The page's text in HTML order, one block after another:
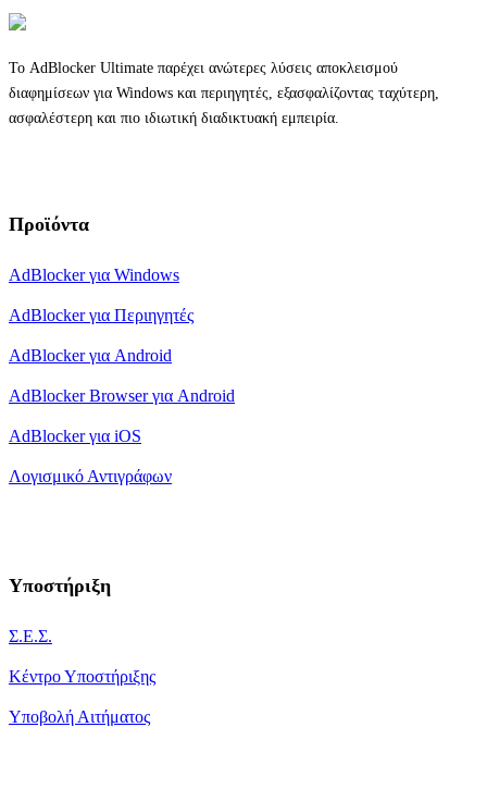
Το AdBlocker Ultimate παρέχει ανώτερες λύσεις αποκλεισμού
διαφημίσεων για Windows και περιηγητές, εξασφαλίζοντας ταχύτερη,
ασφαλέστερη και πιο ιδιωτική διαδικτυακή εμπειρία.
Προϊόντα
AdBlocker για Windows
AdBlocker για Περιηγητές
AdBlocker για Android
AdBlocker Browser για Android
AdBlocker για iOS
Λογισμικό Αντιγράφων
Υποστήριξη
Σ.Ε.Σ.
Κέντρο Υποστήριξης
Υποβολή Αιτήματος